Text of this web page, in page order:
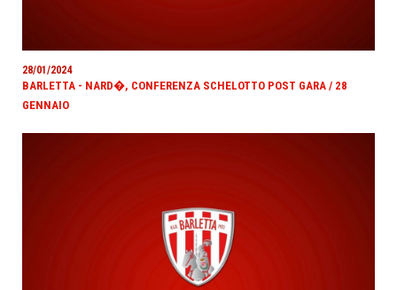
28/01/2024
BARLETTA - NARD�, CONFERENZA SCHELOTTO POST GARA / 28
GENNAIO